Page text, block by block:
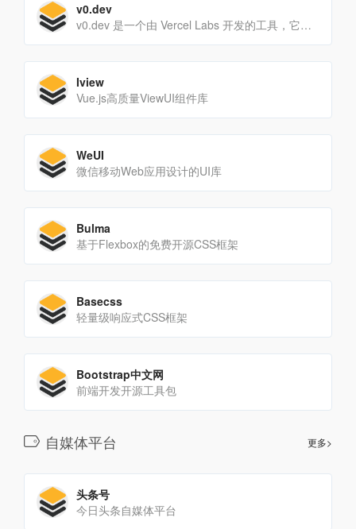
v0.dev
v0.dev 是一个由 Vercel Labs 开发的工具，它允许用户通过简单的文本提示来生成用户界面（UI）。这个平台提供了一种快速、高效的方式来创建各种 UI 元素，从简单的按钮和卡片到复...
Iview
Vue.js高质量ViewUI组件库
WeUI
微信移动Web应用设计的UI库
Bulma
基于Flexbox的免费开源CSS框架
Basecss
轻量级响应式CSS框架
Bootstrap中文网
前端开发开源工具包
自媒体平台 更多>
头条号
今日头条自媒体平台